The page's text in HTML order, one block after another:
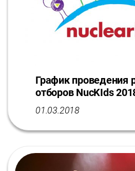
График проведения
отборов NucKIds
01.03.2018